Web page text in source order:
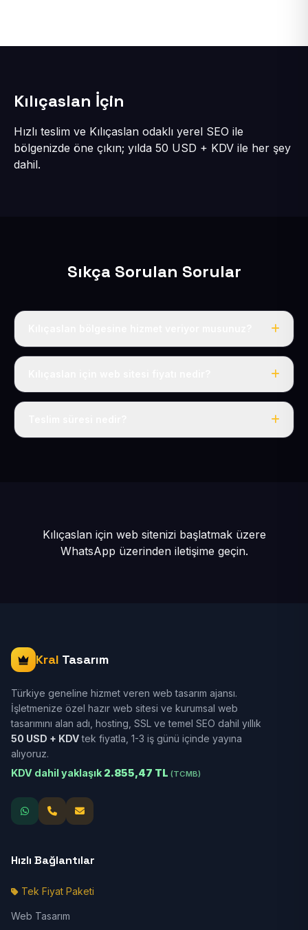
Kılıçaslan İçin
Hızlı teslim ve Kılıçaslan odaklı yerel SEO ile
bölgenizde öne çıkın; yılda 50 USD + KDV ile her şey
dahil.
Sıkça Sorulan Sorular
Evet, Kılıçaslan dahil tüm Melikgazi bölgesine eksiksiz
Tek fiyat: yılda 50 USD + KDV, her şey dahil.
Kılıçaslan için web sitenizi başlatmak üzere
WhatsApp üzerinden iletişime geçin.
Kral Tasarım
Türkiye geneline hizmet veren web tasarım ajansı.
İşletmenize özel hazır web sitesi ve kurumsal web
tasarımını alan adı, hosting, SSL ve temel SEO dahil yıllık
50 USD + KDVtek fiyatla, 1-3 iş günü içinde yayına
alıyoruz.
KDV dahil yaklaşık 2.855,47 TL (TCMB)
Hızlı Bağlantılar
Tek Fiyat Paketi
Web Tasarım